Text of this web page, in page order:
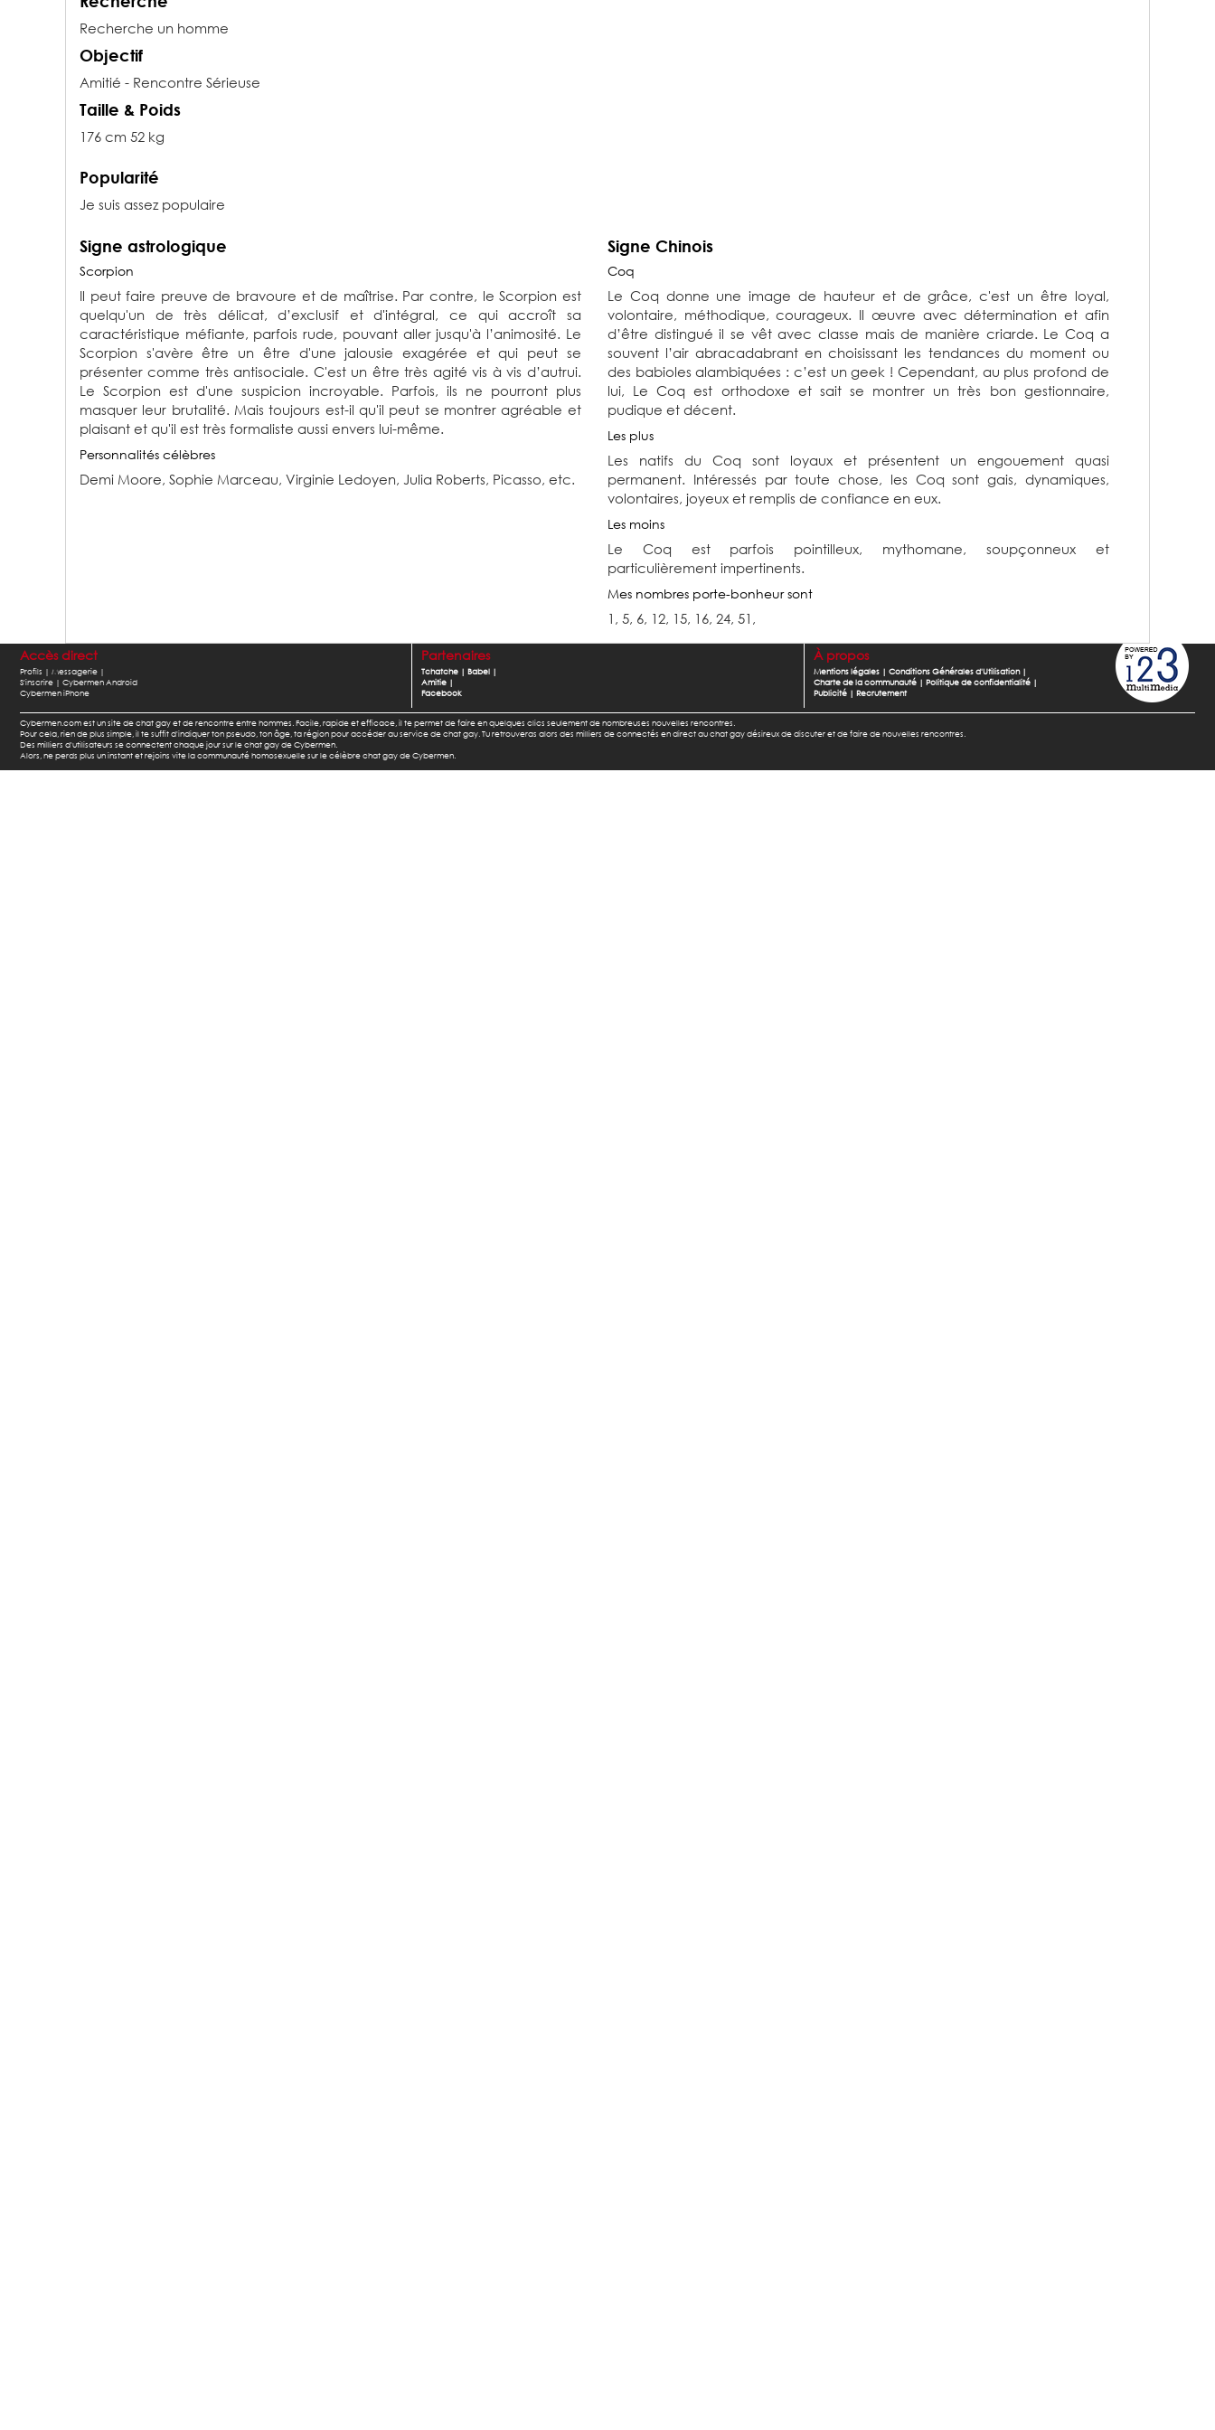
Recherche un homme
Objectif
Amitié - Rencontre Sérieuse
Taille & Poids
176 cm 52 kg
Popularité
Je suis assez populaire
Signe astrologique
Scorpion
Il peut faire preuve de bravoure et de maîtrise. Par contre, le Scorpion est
quelqu'un de très délicat, d’exclusif et d'intégral, ce qui accroît sa
caractéristique méfiante, parfois rude, pouvant aller jusqu'à l’animosité. Le
Scorpion s'avère être un être d'une jalousie exagérée et qui peut se
présenter comme très antisociale. C'est un être très agité vis à vis d’autrui.
Le Scorpion est d'une suspicion incroyable. Parfois, ils ne pourront plus
masquer leur brutalité. Mais toujours est-il qu'il peut se montrer agréable et
plaisant et qu'il est très formaliste aussi envers lui-même.
Personnalités célèbres
Demi Moore, Sophie Marceau, Virginie Ledoyen, Julia Roberts, Picasso, etc.
Signe Chinois
Coq
Le Coq donne une image de hauteur et de grâce, c'est un être loyal,
volontaire, méthodique, courageux. Il œuvre avec détermination et afin
d’être distingué il se vêt avec classe mais de manière criarde. Le Coq a
souvent l’air abracadabrant en choisissant les tendances du moment ou
des babioles alambiquées : c’est un geek ! Cependant, au plus profond de
lui, Le Coq est orthodoxe et sait se montrer un très bon gestionnaire,
pudique et décent.
Les plus
Les natifs du Coq sont loyaux et présentent un engouement quasi
permanent. Intéressés par toute chose, les Coq sont gais, dynamiques,
volontaires, joyeux et remplis de confiance en eux.
Les moins
Le Coq est parfois pointilleux, mythomane, soupçonneux et
particulièrement impertinents.
Mes nombres porte-bonheur sont
1, 5, 6, 12, 15, 16, 24, 51,
Accès direct
Profils | Messagerie |
S'inscrire | Cybermen Android
Cybermen iPhone
Partenaires
Tchatche | Babel |
Amitie |
Facebook
À propos
Mentions légales| Conditions Générales d'Utilisation|
Charte de la communauté| Politique de confidentialité|
Publicité| Recrutement
Cybermen.com est un site de chat gay et de rencontre entre hommes. Facile, rapide et efficace, il te permet de faire en quelques clics seulement de nombreuses nouvelles rencontres.
Pour cela, rien de plus simple, il te suffit d'indiquer ton pseudo, ton âge, ta région pour accéder au service de chat gay. Tu retrouveras alors des milliers de connectés en direct au chat gay désireux de discuter et de faire de nouvelles rencontres.
Des milliers d'utilisateurs se connectent chaque jour sur le chat gay de Cybermen.
Alors, ne perds plus un instant et rejoins vite la communauté homosexuelle sur le célèbre chat gay de Cybermen.